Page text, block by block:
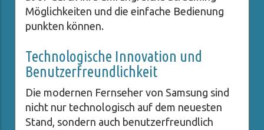
Möglichkeiten und die einfache Bedienung
punkten können.
Technologische Innovation und
Benutzerfreundlichkeit
Die modernen Fernseher von Samsung sind
nicht nur technologisch auf dem neuesten
Stand, sondern auch benutzerfreundlich